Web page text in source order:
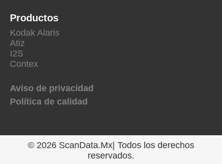
Productos
Kodak Alaris
Atiz
I2S
Contex
Aviso de privacidad
Política de calidad
© 2026 ScanData.Mx| Todos los derechos
reservados.